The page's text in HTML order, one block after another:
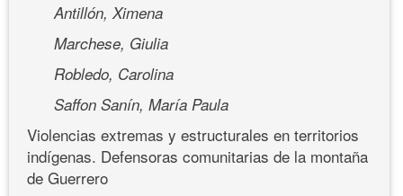
Antillón, Ximena
Marchese, Giulia
Robledo, Carolina
Saffon Sanín, María Paula
Violencias extremas y estructurales en territorios
indígenas. Defensoras comunitarias de la montaña
de Guerrero